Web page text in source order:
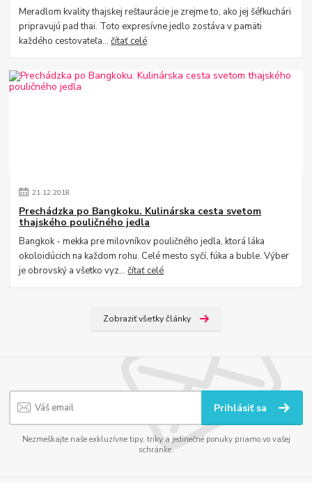
Meradlom kvality thajskej reštaurácie je zrejme to, ako jej šéfkuchári
pripravujú pad thai. Toto expresívne jedlo zostáva v pamäti
každého cestovateľa...čítať celé
21.12.2018
Prechádzka po Bangkoku. Kulinárska cesta svetom
thajského pouličného jedla
Bangkok - mekka pre milovníkov pouličného jedla, ktorá láka
okoloidúcich na každom rohu. Celé mesto syčí, fúka a buble. Výber
je obrovský a všetko vyz...čítať celé
Zobraziť všetky články
Prihlásiť sa
Nezmeškajte naše exkluzívne tipy, triky a jedinečné ponuky priamo vo vašej
schránke.